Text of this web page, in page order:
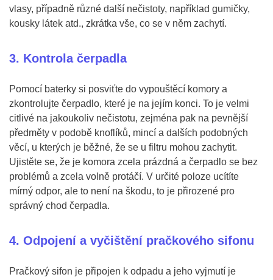
vlasy, případně různé další nečistoty, například gumičky,
kousky látek atd., zkrátka vše, co se v něm zachytí.
3. Kontrola čerpadla
Pomocí baterky si posviťte do vypouštěcí komory a
zkontrolujte čerpadlo, které je na jejím konci. To je velmi
citlivé na jakoukoliv nečistotu, zejména pak na pevnější
předměty v podobě knoflíků, mincí a dalších podobných
věcí, u kterých je běžné, že se u filtru mohou zachytit.
Ujistěte se, že je komora zcela prázdná a čerpadlo se bez
problémů a zcela volně protáčí. V určité poloze ucítíte
mírný odpor, ale to není na škodu, to je přirozené pro
správný chod čerpadla.
4. Odpojení a vyčištění pračkového sifonu
Pračkový sifon je připojen k odpadu a jeho vyjmutí je